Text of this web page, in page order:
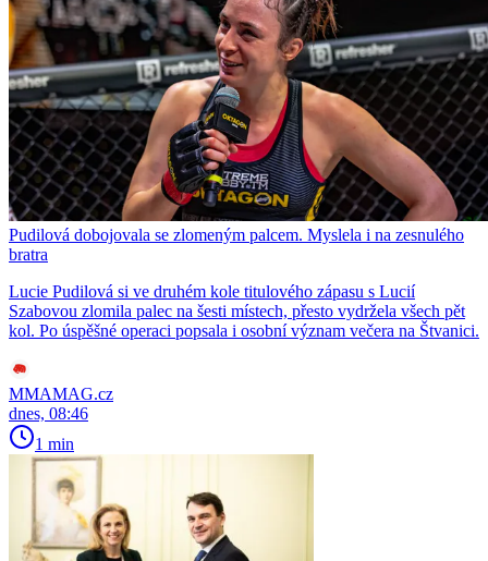
Pudilová dobojovala se zlomeným palcem. Myslela i na zesnulého
bratra
Lucie Pudilová si ve druhém kole titulového zápasu s Lucií
Szabovou zlomila palec na šesti místech, přesto vydržela všech pět
kol. Po úspěšné operaci popsala i osobní význam večera na Štvanici.
MMAMAG.cz
dnes, 08:46
1 min